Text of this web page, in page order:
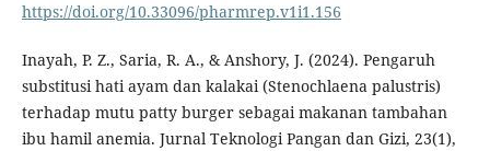
https://doi.org/10.33096/pharmrep.v1i1.156
Inayah, P. Z., Saria, R. A., & Anshory, J. (2024). Pengaruh
substitusi hati ayam dan kalakai (Stenochlaena palustris)
terhadap mutu patty burger sebagai makanan tambahan
ibu hamil anemia. Jurnal Teknologi Pangan dan Gizi, 23(1),